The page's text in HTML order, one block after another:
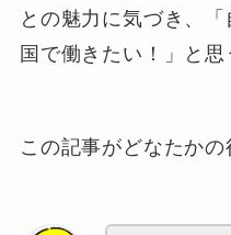
との魅力に気づき、
国で働きたい！」と思
この記事がどなたかの